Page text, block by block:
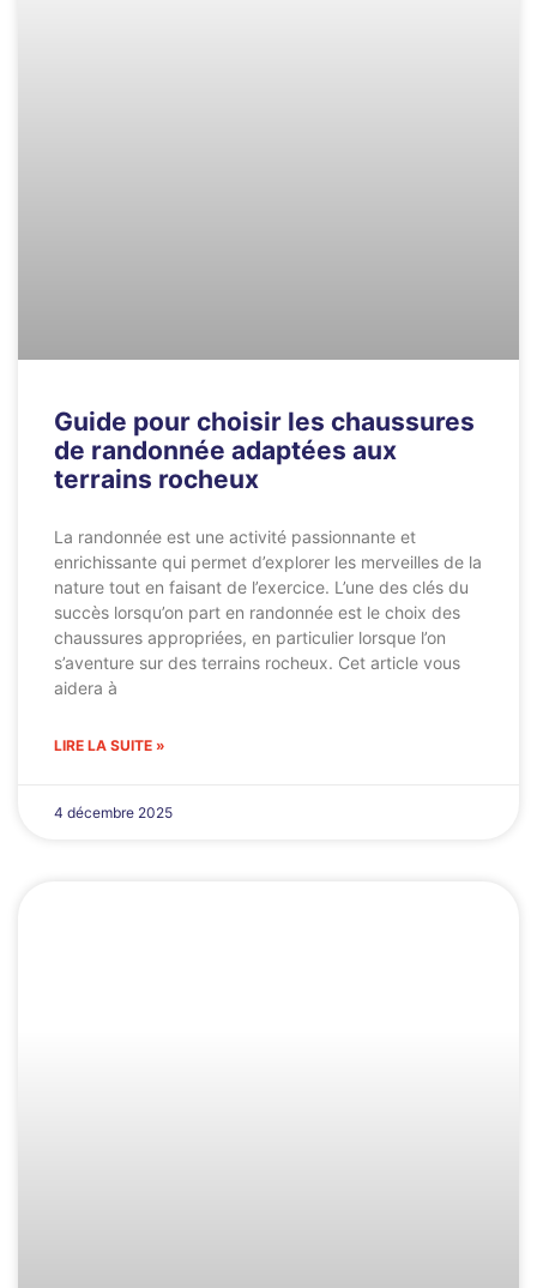
Guide pour choisir les chaussures
de randonnée adaptées aux
terrains rocheux
La randonnée est une activité passionnante et
enrichissante qui permet d’explorer les merveilles de la
nature tout en faisant de l’exercice. L’une des clés du
succès lorsqu’on part en randonnée est le choix des
chaussures appropriées, en particulier lorsque l’on
s’aventure sur des terrains rocheux. Cet article vous
aidera à
LIRE LA SUITE »
4 décembre 2025